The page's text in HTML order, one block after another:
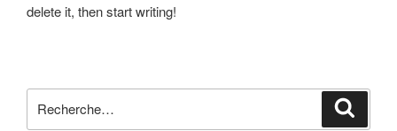
delete it, then start writing!
pour